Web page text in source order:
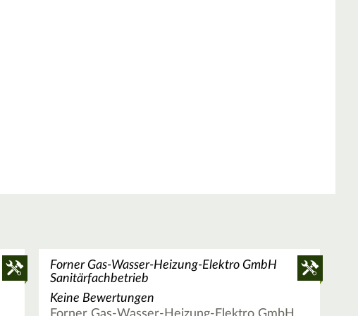
Forner Gas-Wasser-Heizung-Elektro GmbH
Sanitärfachbetrieb
Keine Bewertungen